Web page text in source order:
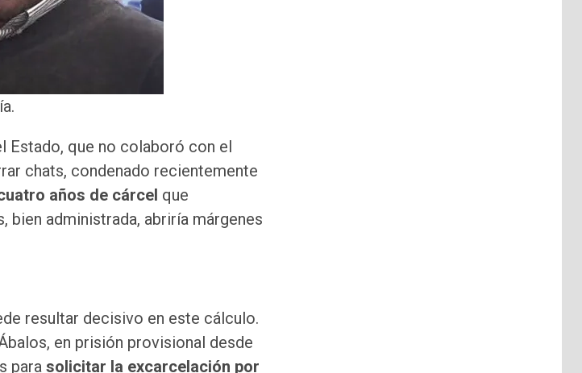
Estado, que no colaboró con el
chats, condenado recientemente
años de cárcel que
bien administrada, abriría márgenes
resultar decisivo en este cálculo.
en prisión provisional desde
para solicitar la excarcelación por